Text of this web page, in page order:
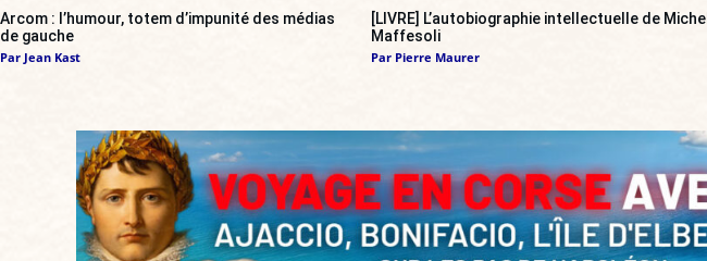
Arcom : l’humour, totem d’impunité des médias
de gauche
Par Jean Kast
[LIVRE] L’autobiographie intellectuelle de Michel
Maffesoli
Par Pierre Maurer